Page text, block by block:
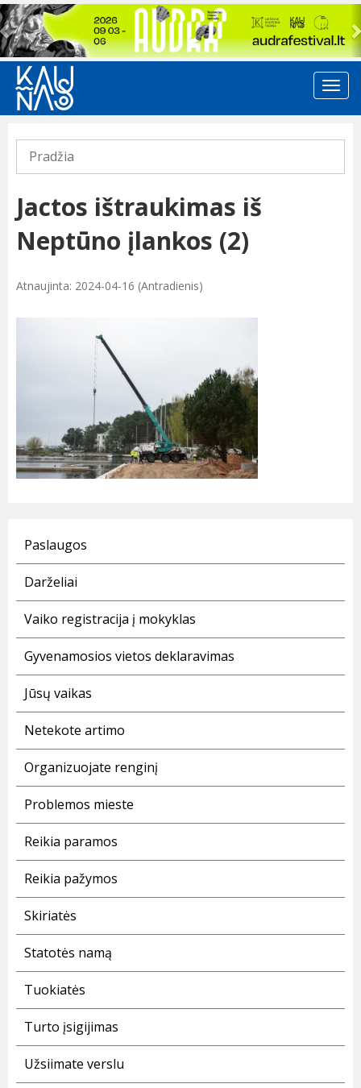
Previous
Pradžia
Jactos ištraukimas iš
Neptūno įlankos (2)
Atnaujinta: 2024-04-16 (Antradienis)
Paslaugos
Darželiai
Vaiko registracija į mokyklas
Gyvenamosios vietos deklaravimas
Jūsų vaikas
Netekote artimo
Organizuojate renginį
Problemos mieste
Reikia paramos
Reikia pažymos
Skiriatės
Statotės namą
Tuokiatės
Turto įsigijimas
Užsiimate verslu